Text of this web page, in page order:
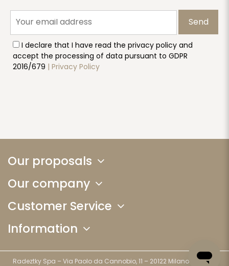
Send
I declare that I have read the privacy policy and
accept the processing of data pursuant to GDPR
2016/679 | Privacy Policy
Our proposals
Our company
Customer Service
Information
Radeztky Spa – Via Paolo da Cannobio, 11 – 20122 Milano (MI) - P.I.